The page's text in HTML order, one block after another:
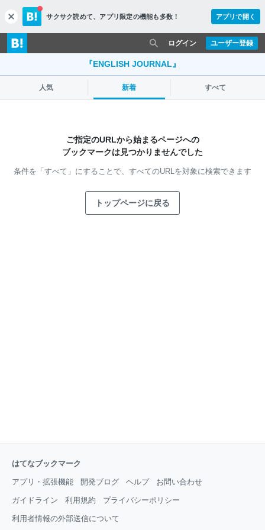
c
l
o
s
サクサク読めて、 アプリ限定の機能も多数！ アプリで開く
ユーザー登録
ログイン
『ENGLISH JOURNAL』
人気 新着 すべて
ご指定のURLから始まるページへの
ブックマークは見つかりませんでした
条件を「すべて」にすることで、 すべてのURLを対象に検索できます
トップページに戻る
はてなブックマーク
アプリ・拡張機能 開発ブログ ヘルプ お問い合わせ
ガイドライン 利用規約 プライバシーポリシー
利用者情報の外部送信について